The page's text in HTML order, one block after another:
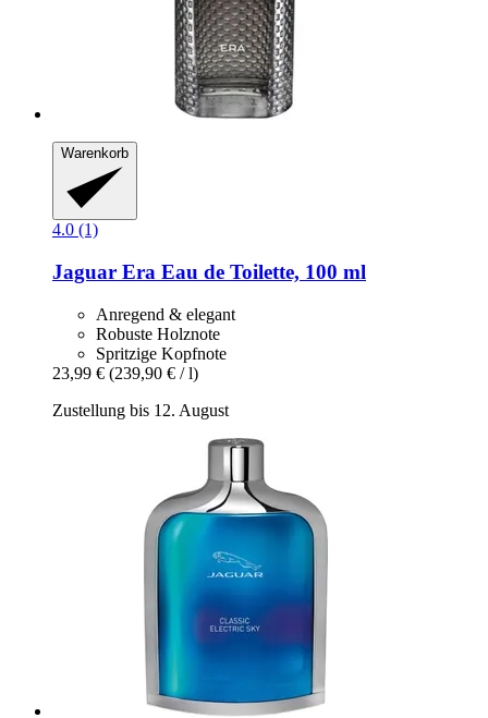
Warenkorb
4.0 (1)
Jaguar Era Eau de Toilette, 100 ml
Anregend & elegant
Robuste Holznote
Spritzige Kopfnote
23,99 € (239,90 € / l)
Zustellung bis 12. August